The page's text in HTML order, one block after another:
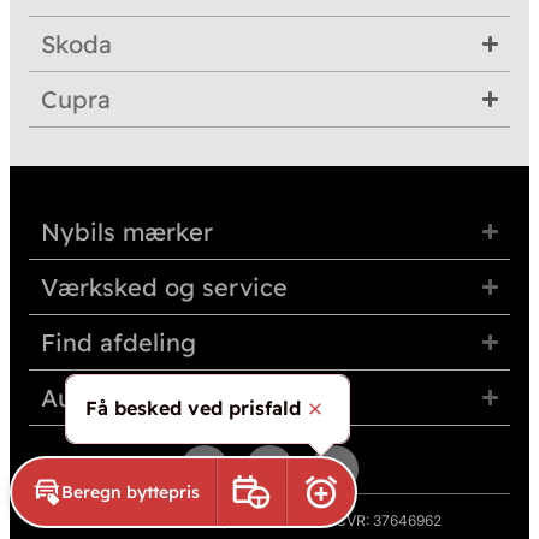
Skoda
Cupra
Nybils mærker
Værksked og service
Find afdeling
Auto Group Nordvest
© 2026 Auto Group Nordvest A/S · CVR: 37646962
Beregn byttepris
Book prøveturAktivér prisalarm
Få besked ved prisfald
Skjul